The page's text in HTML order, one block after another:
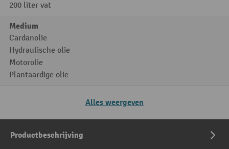
200 liter vat
Medium
Cardanolie
Hydraulische olie
Motorolie
Plantaardige olie
Alles weergeven
Productbeschrijving